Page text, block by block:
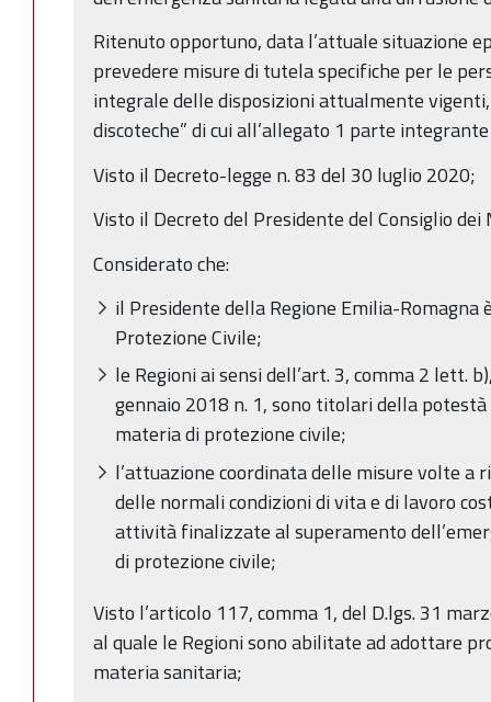
Ritenuto opportuno, data l’attuale situazione
prevedere misure di tutela specifiche per le
integrale delle disposizioni attualmente
discoteche” di cui all’allegato 1 parte
Visto il Decreto-legge n. 83 del 30 luglio 2020;
Visto il Decreto del Presidente del Consiglio
Considerato che:
il Presidente della Regione Emilia-
Protezione Civile;
le Regioni ai sensi dell’art. 3, comma 2 lett.
gennaio 2018 n. 1, sono titolari della
materia di protezione civile;
l’attuazione coordinata delle misure volte a
delle normali condizioni di vita e di lavoro
attività finalizzate al superamento
di protezione civile;
Visto l’articolo 117, comma 1, del D.lgs. 31
al quale le Regioni sono abilitate ad adottare
materia sanitaria;